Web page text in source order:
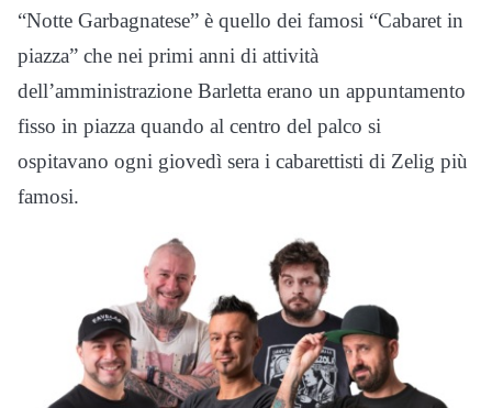
“Notte Garbagnatese” è quello dei famosi “Cabaret in
piazza” che nei primi anni di attività
dell’amministrazione Barletta erano un appuntamento
fisso in piazza quando al centro del palco si
ospitavano ogni giovedì sera i cabarettisti di Zelig più
famosi.